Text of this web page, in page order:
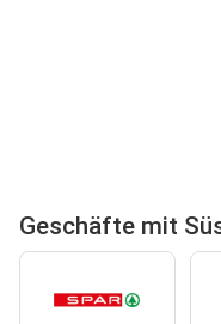
Geschäfte mit